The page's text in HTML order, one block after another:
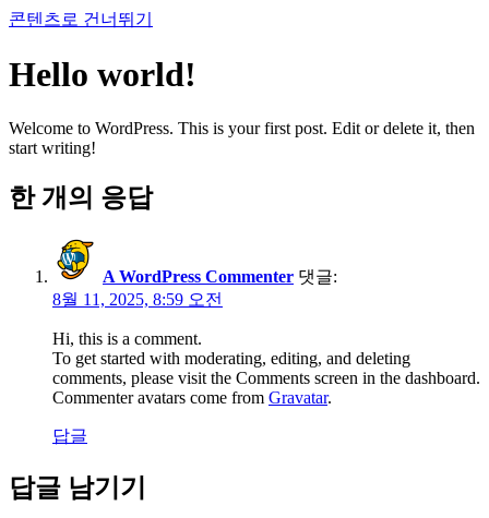
콘텐츠로 건너뛰기
Hello world!
Welcome to WordPress. This is your first post. Edit or delete it, then
start writing!
한 개의 응답
A WordPress Commenter 댓글:
8월 11, 2025, 8:59 오전
Hi, this is a comment.
To get started with moderating, editing, and deleting
comments, please visit the Comments screen in the dashboard.
Commenter avatars come from Gravatar.
답글
답글 남기기